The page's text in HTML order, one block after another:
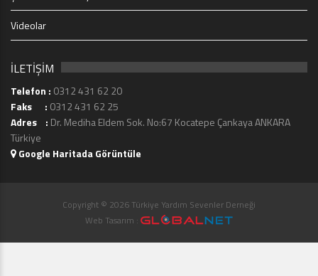
Videolar
İLETİŞİM
Telefon : 0312 431 62 20
Faks : 0312 431 62 25
Adres : Dr. Mediha Eldem Sok. No:67 Kocatepe Çankaya ANKARA
Türkiye
Google Haritada Görüntüle
Copyright © 2026 Türkiye Yardım Sevenler Derneği
Web Tasarım :